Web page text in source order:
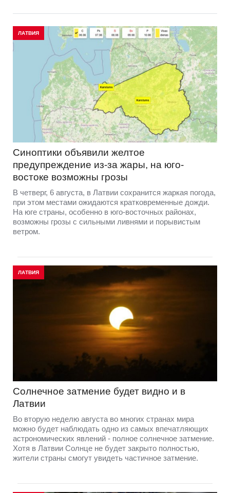
ЛАТВИЯ
Синоптики объявили желтое
предупреждение из-за жары, на юго-
востоке возможны грозы
В четверг, 6 августа, в Латвии сохранится жаркая погода,
при этом местами ожидаются кратковременные дожди.
На юге страны, особенно в юго-восточных районах,
возможны грозы с сильными ливнями и порывистым
ветром.
ЛАТВИЯ
Солнечное затмение будет видно и в
Латвии
Во вторую неделю августа во многих странах мира
можно будет наблюдать одно из самых впечатляющих
астрономических явлений - полное солнечное затмение.
Хотя в Латвии Солнце не будет закрыто полностью,
жители страны смогут увидеть частичное затмение.